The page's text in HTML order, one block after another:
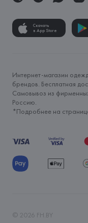
Скачать
в App Store
Интернет-магазин
брендов. Бесплатная
Самовывоз из
Россию.
*Подробнее на
© 2026 FH.BY